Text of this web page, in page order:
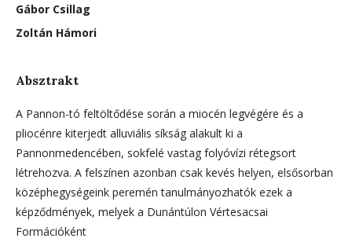
Gábor Csillag
Zoltán Hámori
Absztrakt
A Pannon-tó feltöltődése során a miocén legvégére és a
pliocénre kiterjedt alluviális síkság alakult ki a
Pannonmedencében, sokfelé vastag folyóvízi rétegsort
létrehozva. A felszínen azonban csak kevés helyen, elsősorban
középhegységeink peremén tanulmányozhatók ezek a
képződmények, melyek a Dunántúlon Vértesacsai
Formációként